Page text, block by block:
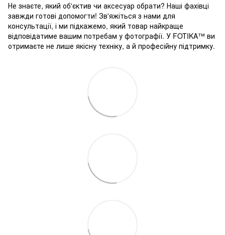
Не знаєте, який об'єктив чи аксесуар обрати? Наші фахівці
завжди готові допомогти! Зв'яжіться з нами для
консультації, і ми підкажемо, який товар найкраще
відповідатиме вашим потребам у фотографії. У FOTIKA™ ви
отримаєте не лише якісну техніку, а й професійну підтримку.